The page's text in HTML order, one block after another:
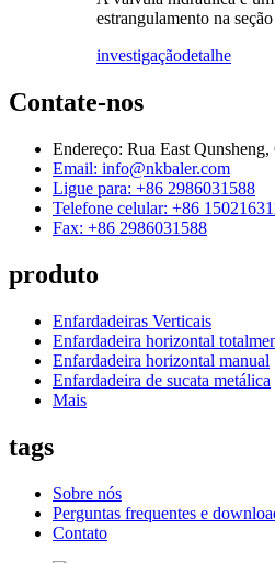
estrangulamento na
investigaçãodetalhe
Contate-nos
Endereço: Rua East
Email: info@nkbaler.com
Ligue para: +86 2986031588
Telefone celular: +86
Fax: +86 2986031588
produto
Enfardadeiras Verticais
Enfardadeira horizontal
Enfardadeira horizontal manual
Enfardadeira de sucata metálica
Mais
tags
Sobre nós
Perguntas frequentes e
Contato